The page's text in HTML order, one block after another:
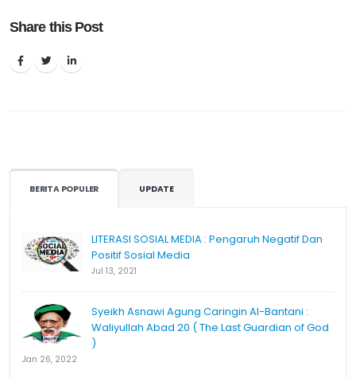
Share this Post
BERITA POPULER UPDATE
LITERASI SOSIAL MEDIA : Pengaruh Negatif Dan
Positif Sosial Media
Jul 13, 2021
Syeikh Asnawi Agung Caringin Al-Bantani :
Waliyullah Abad 20 ( The Last Guardian of God
)
Jan 26, 2022